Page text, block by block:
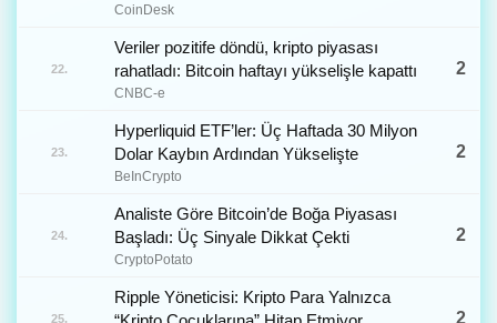
kattan fazla arttı
CoinDesk
22.
Veriler pozitife döndü, kripto piyasası
rahatladı: Bitcoin haftayı yükselişle kapattı
CNBC-e
2
23.
Hyperliquid ETF’ler: Üç Haftada 30 Milyon
Dolar Kaybın Ardından Yükselişte
BeInCrypto
2
24.
Analiste Göre Bitcoin’de Boğa Piyasası
Başladı: Üç Sinyale Dikkat Çekti
CryptoPotato
2
25.
Ripple Yöneticisi: Kripto Para Yalnızca
2